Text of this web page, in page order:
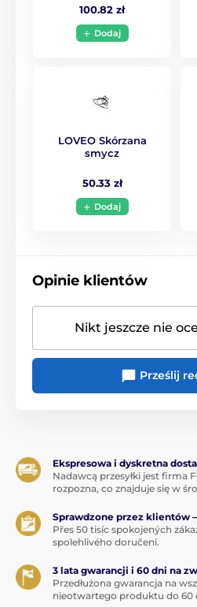
100.82 zł
Dodaj
LOVEO Skórzana
smycz
50.33 zł
Dodaj
Opinie klientów
Nikt jeszcze nie
Prześlij
Ekspresowa i dyskretna
Nadawcą przesyłki jest firma
rozpozna, co znajduje się w
Sprawdzone przez klientów
Přes 50 tisíc spokojených
spolehlivého doručení.
3 lata gwarancji i 60 dni na
Przedłużona gwarancja na
nieotwartego produktu do 60